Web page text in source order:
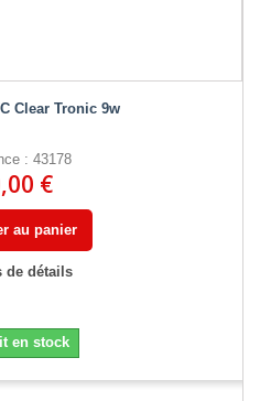
Clear Tronic 9w
: 43178
€
au panier
de détails
en stock